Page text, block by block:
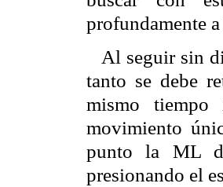
profundamente
Al seguir sin
tanto se debe
mismo tiempo
movimiento
punto la ML
presionando el